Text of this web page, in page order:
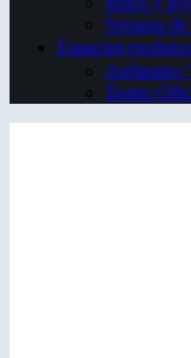
Semana
Espacios
Anfiteatro
Teatro